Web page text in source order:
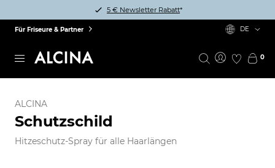
5 € Newsletter Rabatt*
Für Friseure & Partner DE
0
ALCINA
Schutzschild
Hitzeschutz-Spray für alle Haarlängen